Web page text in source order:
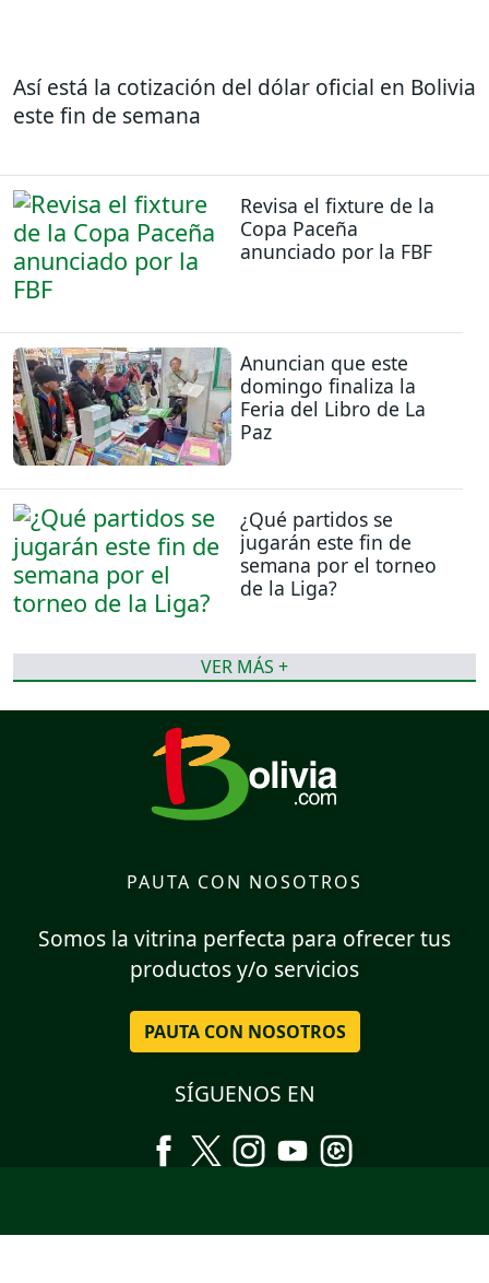
Así está la cotización del dólar oficial en Bolivia
este fin de semana
Revisa el fixture de la
Copa Paceña
anunciado por la FBF
Anuncian que este
domingo finaliza la
Feria del Libro de La
Paz
¿Qué partidos se
jugarán este fin de
semana por el torneo
de la Liga?
VER MÁS +
PAUTA CON NOSOTROS
Somos la vitrina perfecta para ofrecer tus
productos y/o servicios
PAUTA CON NOSOTROS
SÍGUENOS EN